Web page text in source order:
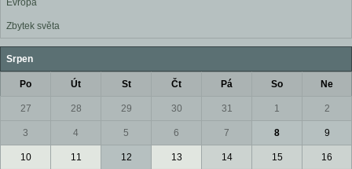
Evropa
Zbytek světa
Srpen
Po Út St Čt Pá So Ne
27 28 29 30 31 1 2
3 4 5 6 7 8 9
10 11 12 13 14 15 16